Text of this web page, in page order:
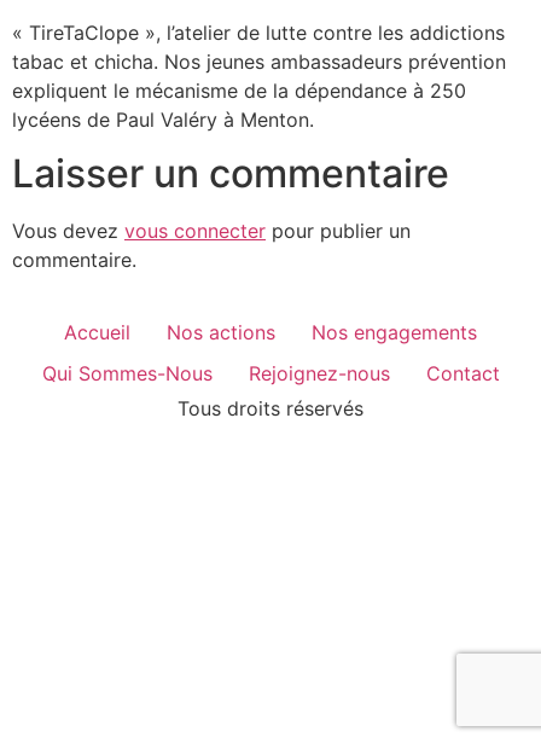
« TireTaClope », l’atelier de lutte contre les addictions
tabac et chicha. Nos jeunes ambassadeurs prévention
expliquent le mécanisme de la dépendance à 250
lycéens de Paul Valéry à Menton.
Laisser un commentaire
Vous devez vous connecter pour publier un
commentaire.
Accueil Nos actions
Nos engagements
Qui Sommes-Nous
Rejoignez-nous
Contact
Tous droits réservés